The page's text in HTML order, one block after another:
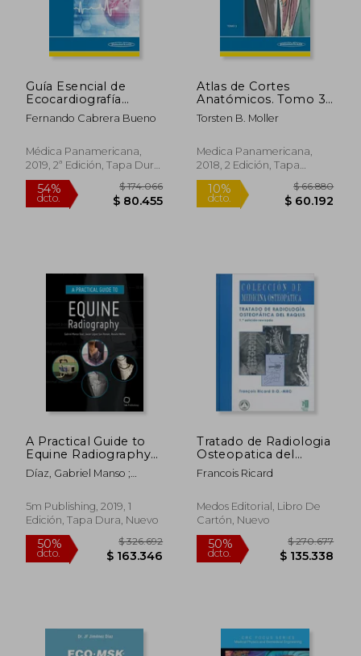
dcto. $ 81.874 dcto.
Guía Esencial de
Ecocardiografía
(Incluye Versión
Digital)
Fernando Cabrera Bueno
Médica Panamericana,
2019, 2ª Edición, Tapa Dura,
Nuevo
54%
dcto.
$ 174.066
$ 80.455
Atlas de Cortes
Anatómicos. Tomo 3.
2ª ed.
Torsten B. Moller
Medica Panamericana,
2018, 2 Edición, Tapa
Blanda, Nuevo
10%
dcto. $
A Practical Guide to
Equine Radiography
(en Inglés)
Díaz, Gabriel Manso ;
Weller, Renate
5m Publishing, 2019, 1
Edición, Tapa Dura, Nuevo
Tratado de Radiologia
Osteopatica del
Raquis
Francois Ricard
Medos Editorial, Libro De
Cartón, Nuevo